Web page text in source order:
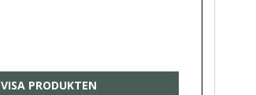
VISA PRODUKTEN